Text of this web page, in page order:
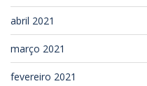
abril 2021
março 2021
fevereiro 2021